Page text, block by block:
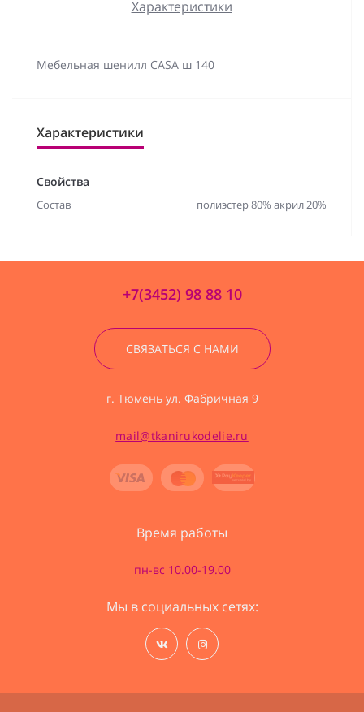
Характеристики
Мебельная шенилл CASA ш 140
Характеристики
Свойства
Состав полиэстер 80% акрил 20%
+7(3452) 98 88 10
СВЯЗАТЬСЯ С НАМИ
г. Тюмень ул. Фабричная 9
mail@tkanirukodelie.ru
Время работы
пн-вс 10.00-19.00
Мы в социальных сетях: